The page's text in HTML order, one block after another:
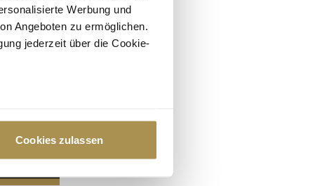
Werbung und
Angeboten zu ermöglichen.
jederzeit über die Cookie-
Präferenzen im
Cookies zulassen